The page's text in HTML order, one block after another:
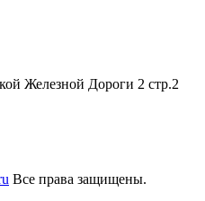
Железной Дороги 2 стр.2
Все права защищены.